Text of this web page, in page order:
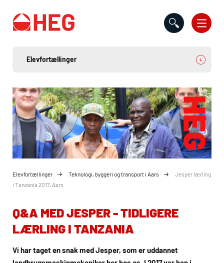
Elevfortællinger Teknologi, byggeri og transport i Aars
Jesper lærling
i Tanzania 2017, Aars
Q&A MED JESPER - TIDLIGERE
LÆRLING I TANZANIA
Vi har taget en snak med Jesper, som er uddannet